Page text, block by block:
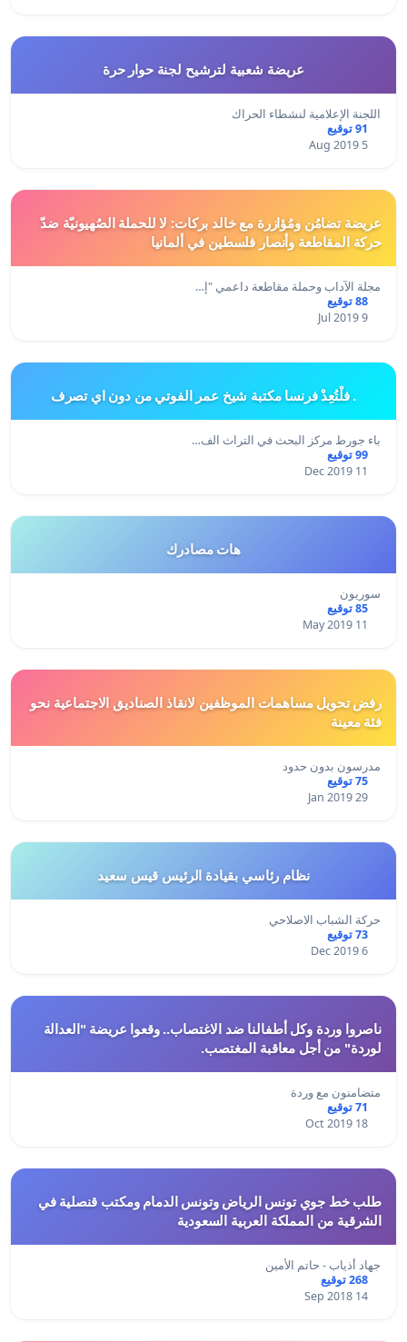
عريضة شعبية لترشيح لجنة حوار حرة
اللجنة الإعلامية لنشطاء الحراك
91 توقيع
5 Aug 2019
عريضة تضامُن ومُؤازرة مع خالد بركات: لا للحملة الصُهيونيّة ضدّ
حركة المقاطعة وأنصار فلسطين في ألمانيا
مجلة الآداب وحملة مقاطعة داعمي "إ…
88 توقيع
9 Jul 2019
. فلْتُعِدْ فرنسا مكتبة شيخ عمر الفوتي من دون اي تصرف
باء جورط مركز البحث في التراث الف…
99 توقيع
11 Dec 2019
هات مصادرك
سوريون
85 توقيع
11 May 2019
رفض تحويل مساهمات الموظفين لانقاذ الصناديق الاجتماعية نحو
فئة معينة
مدرسون بدون حدود
75 توقيع
29 Jan 2019
نظام رئاسي بقيادة الرئيس قيس سعيد
حركة الشباب الاصلاحي
73 توقيع
6 Dec 2019
ناصروا وردة وكل أطفالنا ضد الاغتصاب.. وقعوا عريضة "العدالة
لوردة" من أجل معاقبة المغتصب.
متضامنون مع وردة
71 توقيع
18 Oct 2019
طلب خط جوي تونس الرياض وتونس الدمام ومكتب قنصلية في
الشرقية من المملكة العربية السعودية
جهاد أذياب - حاتم الأمين
268 توقيع
14 Sep 2018